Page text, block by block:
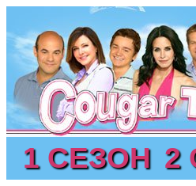
1 СЕЗОН 2